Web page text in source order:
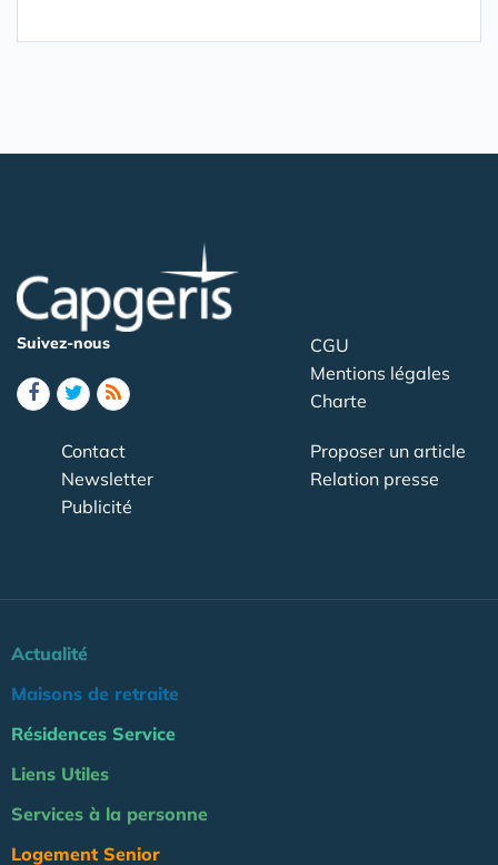
Suivez-nous
CGU
Mentions légales
Charte
Contact
Newsletter
Publicité
Proposer un article
Relation presse
Actualité
Maisons de retraite
Résidences Service
Liens Utiles
Services à la personne
Logement Senior